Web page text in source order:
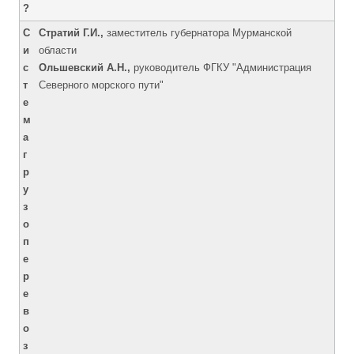
?
С
и
с
т
е
м
а
г
р
у
з
о
п
е
р
е
в
о
з
Стратий Г.И., заместитель губернатора Мурманской
области
Ольшевский А.Н., руководитель ФГКУ "Администрация
Северного морского пути"